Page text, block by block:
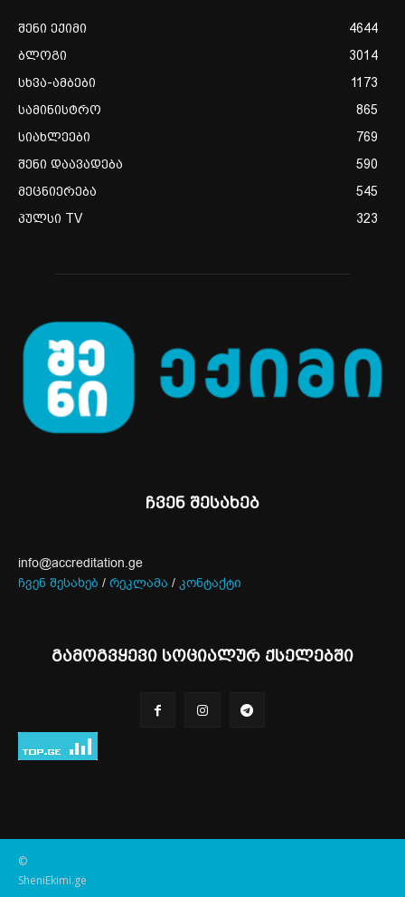
შენი ექიმი
4644
ბლოგი
3014
სხვა-ამბები
1173
სამინისტრო
865
სიახლეები
769
შენი დაავადება
590
მეცნიერება
545
პულსი TV
323
ჩვენ შესახებ
info@accreditation.ge
ჩვენ შესახებ / რეკლამა / კონტაქტი
გამოგვყევი სოციალურ ქსელებში
©
SheniEkimi.ge